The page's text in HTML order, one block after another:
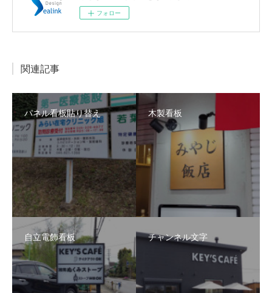
フォロー
関連記事
パネル看板貼り替え 木製看板
自立電飾看板 チャンネル文字